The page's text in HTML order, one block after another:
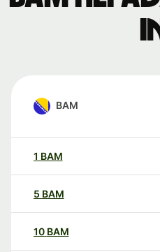
ini
BAM
1 BAM
5 BAM
10 BAM